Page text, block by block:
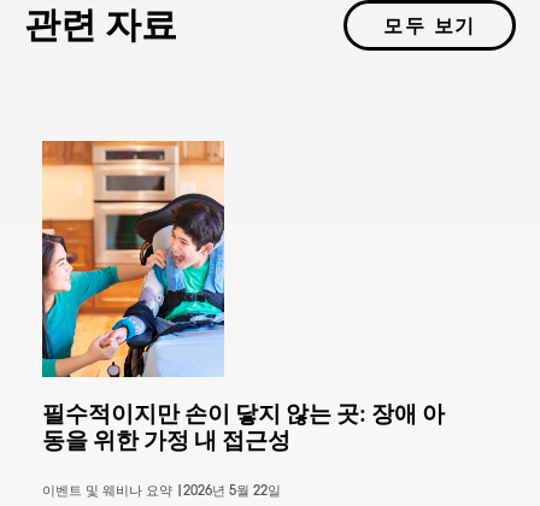
관련 자료 모두 보기
필수적이지만 손이 닿지 않는 곳: 장애 아
동을 위한 가정 내 접근성
이벤트 및 웨비나 요약 | 2026년 5월 22일